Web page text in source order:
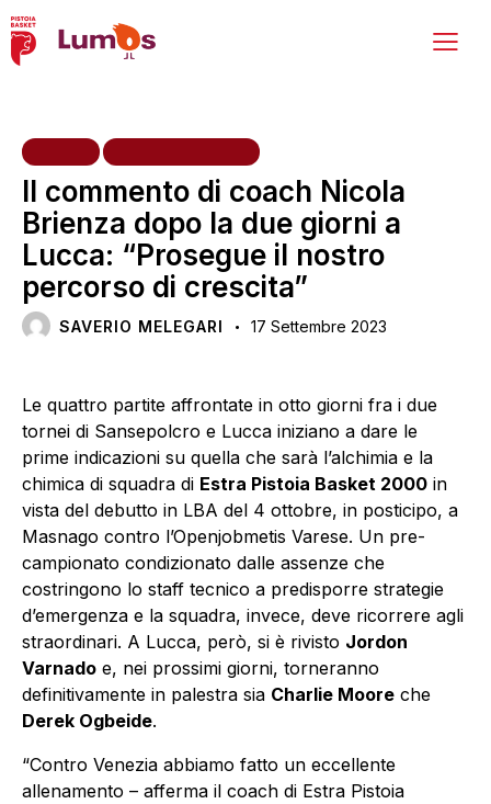
Il commento di coach Nicola
Brienza dopo la due giorni a
Lucca: “Prosegue il nostro
percorso di crescita”
SAVERIO MELEGARI 17 Settembre 2023
Le quattro partite affrontate in otto giorni fra i due
tornei di Sansepolcro e Lucca iniziano a dare le
prime indicazioni su quella che sarà l’alchimia e la
chimica di squadra di Estra Pistoia Basket 2000 in
vista del debutto in LBA del 4 ottobre, in posticipo, a
Masnago contro l’Openjobmetis Varese. Un pre-
campionato condizionato dalle assenze che
costringono lo staff tecnico a predisporre strategie
d’emergenza e la squadra, invece, deve ricorrere agli
straordinari. A Lucca, però, si è rivisto Jordon
Varnado e, nei prossimi giorni, torneranno
definitivamente in palestra sia Charlie Moore che
Derek Ogbeide.
“Contro Venezia abbiamo fatto un eccellente
allenamento – afferma il coach di Estra Pistoia